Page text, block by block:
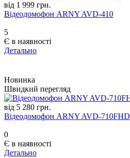
від 1 999 грн.
Відеодомофон ARNY AVD-410
5
Є в наявності
Детально
Новинка
Швидкий перегляд
від 5 280 грн.
Відеодомофон ARNY AVD-710FHD
0
Є в наявності
Детально